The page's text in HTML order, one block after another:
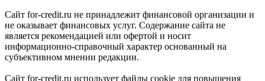
Сайт for-credit.ru не принадлежит финансовой организации и
не оказывает финансовых услуг. Содержание сайта не
является рекомендацией или офертой и носит
информационно-справочный характер основанный на
субъективном мнении редакции.
Сайт for-credit.ru использует файлы cookie для повышения